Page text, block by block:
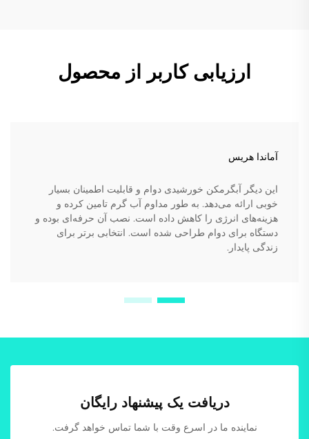
ارزیابی کاربر از محصول
آماندا هریس
این دیگر آبگرمکن خورشیدی دوام و قابلیت اطمینان بسیار
خوبی ارائه می‌دهد. به طور مداوم آب گرم تامین کرده و
هزینه‌های انرژی را کاهش داده است. نصب آن حرفه‌ای بوده و
دستگاه برای دوام طراحی شده است. انتخابی برتر برای
زندگی پایدار.
دریافت یک پیشنهاد رایگان
نماینده ما در اسرع وقت با شما تماس خواهد گرفت.